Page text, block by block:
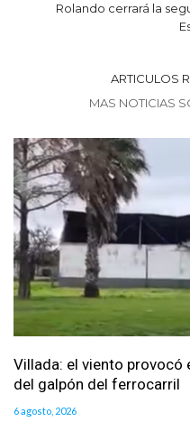
Rolando cerrará la
ARTICULOS
MAS NOTICIAS
Villada: el viento
del galpón del ferrocarril
6 agosto, 2026